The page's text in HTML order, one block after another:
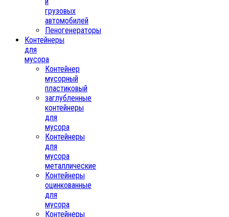
грузовых
автомобилей
Пеногенераторы
Контейнеры
для
мусора
Контейнер
мусорный
пластиковый
заглубленные
контейнеры
для
мусора
Контейнеры
для
мусора
металлические
Контейнеры
оцинкованные
для
мусора
Контейнеры